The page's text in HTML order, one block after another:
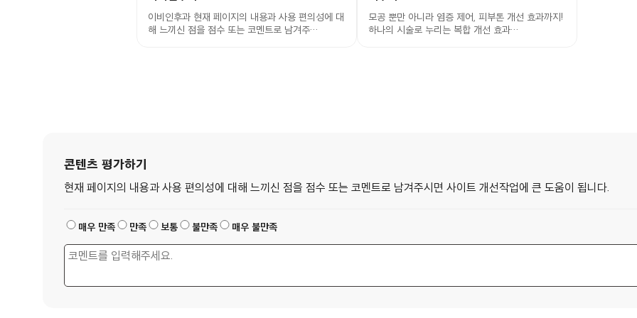
이비인후과 현재 페이지의 내용과 사용 편의성에 대
해 느끼신 점을 점수 또는 코멘트로 남겨주…
모공 뿐만 아니라 염증 제어, 피부톤 개선 효과까지!
하나의 시술로 누리는 복합 개선 효과…
콘텐츠 평가하기
현재 페이지의 내용과 사용 편의성에 대해 느끼신 점을 점수 또는 코멘트로 남겨주시면 사이트 개선작업에 큰 도움이 됩니다.
매우 만족 만족 보통 불만족 매우 불만족